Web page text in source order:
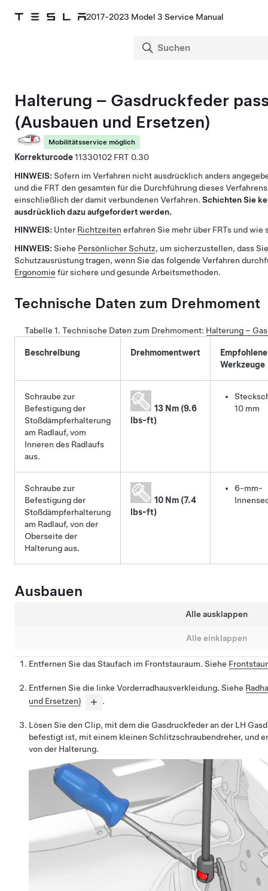
2017-2023 Model 3 Service Manual
Halterung – Gasdruckfeder
(Ausbauen und Ersetzen)
Mobilitätsservice möglich
Korrekturcode11330102
0.30
HINWEIS: Sofern im Verfahren nicht ausdrücklich anders
und die FRT den gesamten für die Durchführung dieses
einschließlich der damit verbundenen Verfahren. Schichten Sie
ausdrücklich dazu aufgefordert werden.
HINWEIS: Unter Richtzeiten erfahren Sie mehr über FRTs und
HINWEIS: Siehe Persönlicher Schutz, um sicherzustellen, dass
Schutzausrüstung tragen, wenn Sie das folgende Verfahren
Ergonomie für sichere und gesunde Arbeitsmethoden.
Technische Daten zum Drehmoment
Tabelle 1. Technische Daten zum Drehmoment: Halterung –
Beschreibung Drehmomentwert
Empfohlene
Werkzeuge
Schraube zur
Befestigung der
Stoßdämpferhalterung
am Radlauf, vom
Inneren des Radlaufs
aus.
13 Nm (9.6
lbs-ft)
10 mm
Schraube zur
Befestigung der
Stoßdämpferhalterung
am Radlauf, von der
Oberseite der
Halterung aus.
10 Nm (7.4
lbs-ft)
6-mm-
Ausbauen
Alle ausklappen
Alle einklappen
Entfernen Sie das Staufach im Frontstauraum. Siehe
Entfernen Sie die linke Vorderradhausverkleidung. Siehe
und Ersetzen)
.
Lösen Sie den Clip, mit dem die Gasdruckfeder an der LH
befestigt ist, mit einem kleinen Schlitzschraubendreher, und
von der Halterung.